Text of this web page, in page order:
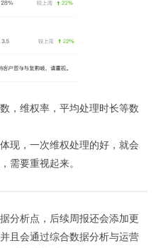
，维权率，平均处理时长等数
现，一次维权处理的好，就会
需要重视起来。
分析点，后续周报还会添加更
且会通过综合数据分析与运营